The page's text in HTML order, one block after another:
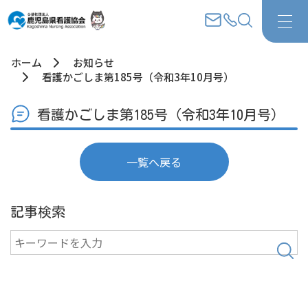
ホーム
お知らせ
看護かごしま第185号（令和3年10月号）
看護かごしま第185号（令和3年10月号）
一覧へ戻る
記事検索
検